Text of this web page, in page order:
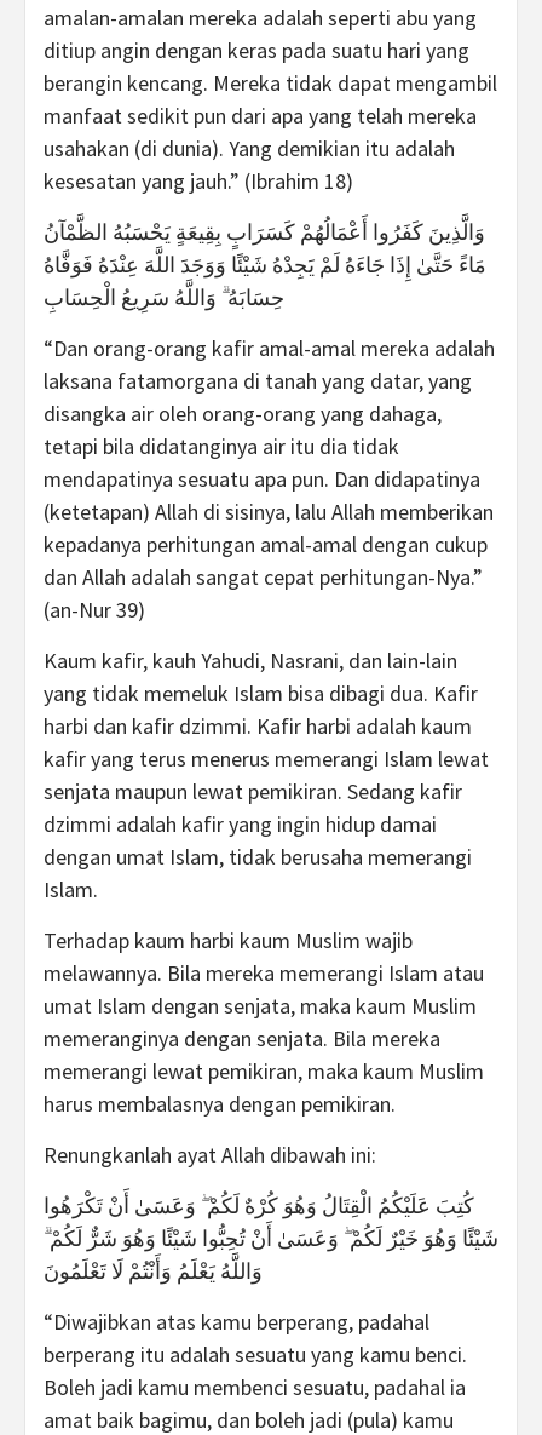
amalan-amalan mereka adalah seperti abu yang
ditiup angin dengan keras pada suatu hari yang
berangin kencang. Mereka tidak dapat mengambil
manfaat sedikit pun dari apa yang telah mereka
usahakan (di dunia). Yang demikian itu adalah
kesesatan yang jauh.” (Ibrahim 18)
وَالَّذِينَ كَفَرُوا أَعْمَالُهُمْ كَسَرَابٍ بِقِيعَةٍ يَحْسَبُهُ الظَّمْآنُ
مَاءً حَتَّىٰ إِذَا جَاءَهُ لَمْ يَجِدْهُ شَيْئًا وَوَجَدَ اللَّهَ عِنْدَهُ فَوَفَّاهُ
حِسَابَهُ ۗ وَاللَّهُ سَرِيعُ الْحِسَابِ
“Dan orang-orang kafir amal-amal mereka adalah
laksana fatamorgana di tanah yang datar, yang
disangka air oleh orang-orang yang dahaga,
tetapi bila didatanginya air itu dia tidak
mendapatinya sesuatu apa pun. Dan didapatinya
(ketetapan) Allah di sisinya, lalu Allah memberikan
kepadanya perhitungan amal-amal dengan cukup
dan Allah adalah sangat cepat perhitungan-Nya.”
(an-Nur 39)
Kaum kafir, kauh Yahudi, Nasrani, dan lain-lain
yang tidak memeluk Islam bisa dibagi dua. Kafir
harbi dan kafir dzimmi. Kafir harbi adalah kaum
kafir yang terus menerus memerangi Islam lewat
senjata maupun lewat pemikiran. Sedang kafir
dzimmi adalah kafir yang ingin hidup damai
dengan umat Islam, tidak berusaha memerangi
Islam.
Terhadap kaum harbi kaum Muslim wajib
melawannya. Bila mereka memerangi Islam atau
umat Islam dengan senjata, maka kaum Muslim
memeranginya dengan senjata. Bila mereka
memerangi lewat pemikiran, maka kaum Muslim
harus membalasnya dengan pemikiran.
Renungkanlah ayat Allah dibawah ini:
كُتِبَ عَلَيْكُمُ الْقِتَالُ وَهُوَ كُرْهٌ لَكُمْ ۖ وَعَسَىٰ أَنْ تَكْرَهُوا
شَيْئًا وَهُوَ خَيْرٌ لَكُمْ ۖ وَعَسَىٰ أَنْ تُحِبُّوا شَيْئًا وَهُوَ شَرٌّ لَكُمْ ۗ
وَاللَّهُ يَعْلَمُ وَأَنْتُمْ لَا تَعْلَمُونَ
“Diwajibkan atas kamu berperang, padahal
berperang itu adalah sesuatu yang kamu benci.
Boleh jadi kamu membenci sesuatu, padahal ia
amat baik bagimu, dan boleh jadi (pula) kamu